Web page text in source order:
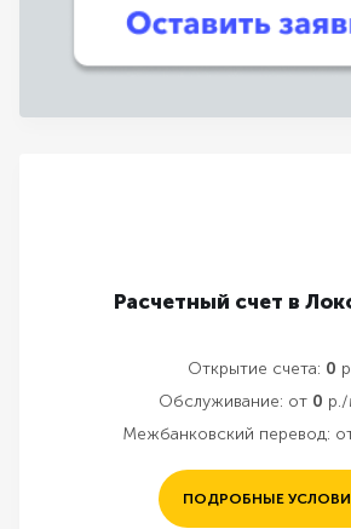
Расчетный счет в
Открытие счета: 0
Обслуживание: от 0
Межбанковский перевод:
ПОДРОБНЫЕ